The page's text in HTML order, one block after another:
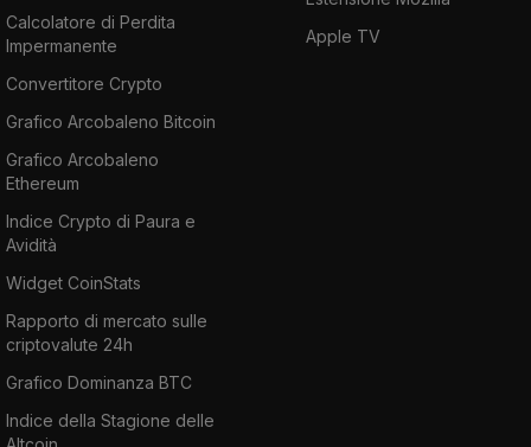
Calcolatore di Perdita
Impermanente
Convertitore Crypto
Grafico Arcobaleno Bitcoin
Grafico Arcobaleno
Ethereum
Indice Crypto di Paura e
Avidità
Widget CoinStats
Rapporto di mercato sulle
criptovalute 24h
Grafico Dominanza BTC
Indice della Stagione delle
Apple TV